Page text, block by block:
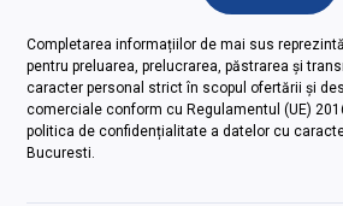
Completarea informațiilor de mai sus
pentru preluarea, prelucrarea, păstrarea și
caracter personal strict în scopul ofertării și
comerciale conform cu Regulamentul (UE)
politica de confidențialitate a datelor cu
Bucuresti.